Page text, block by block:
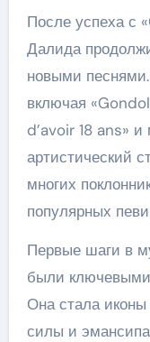
После успеха с
Далида
новыми
включая
d’avoir 18 ans» и
артистический
многих
популярных
Первые шаги в
были
Она стала
силы и